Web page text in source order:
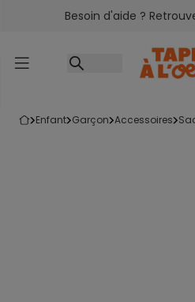
Accéder au contenu
Besoin d'aide ?
enfant garçon accessoires